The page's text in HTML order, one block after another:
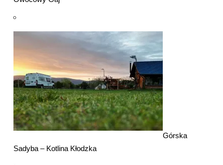
Górska
Sadyba – Kotlina Kłodzka